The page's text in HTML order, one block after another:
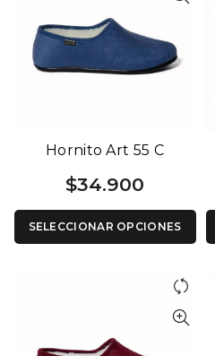
Hornito Art 55 C
$34.900
SELECCIONAR OPCIONES